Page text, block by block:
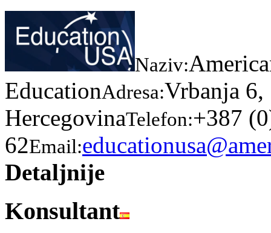
Naziv:
EducationAdresa:Vrbanja 6,
HercegovinaTelefon:+387
62Email:
Detaljnije
Konsultant